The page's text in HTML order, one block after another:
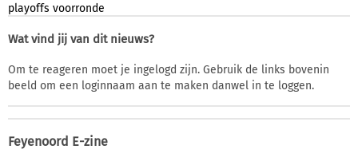
playoffs voorronde
Wat vind jij van dit nieuws?
Om te reageren moet je ingelogd zijn. Gebruik de links bovenin
beeld om een loginnaam aan te maken danwel in te loggen.
Feyenoord E-zine